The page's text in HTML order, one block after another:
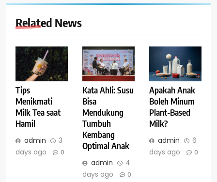
Related News
Tips
Menikmati
Milk Tea saat
Hamil
admin
3
days ago
0
Kata Ahli: Susu
Bisa
Mendukung
Tumbuh
Kembang
Optimal Anak
admin
4
days ago
0
Apakah Anak
Boleh Minum
Plant-Based
Milk?
admin
6
days ago
0